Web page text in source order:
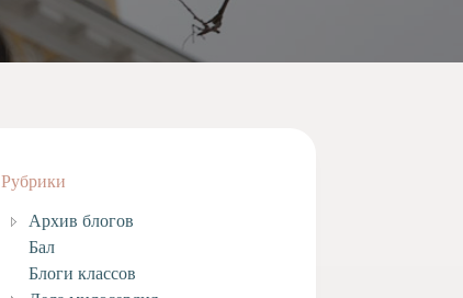
Рубрики
Архив блогов
Бал
Блоги классов